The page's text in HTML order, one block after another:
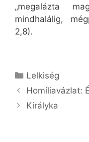
„megalázta
mindhalálig,
2,8).
Kategória
Lelkiség
Homíliavázlat:
Királyka